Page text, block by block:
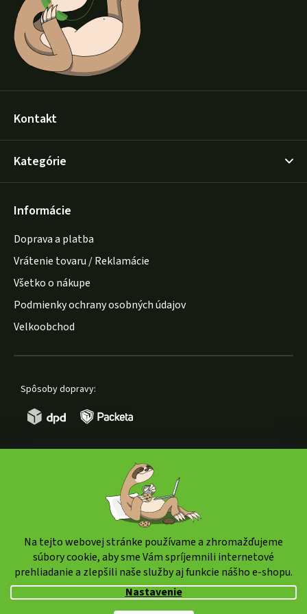
Na tejto webovej stránke používame a zhromažďujeme
súbory cookie, aby sme Vám spríjemnili internetové
prehliadanie a zlepšili naše služby aj funkcie nášho e-shopu.
Nastavenie
Kontakt
Kategórie
Informácie
Doprava a platba
Vrátenie tovaru / Reklamácie
Všetko o nákupe
Podmienky ochrany osobných údajov
Velkoobchod
Spôsoby dopravy:
Copyright 2026weedshop.sk. Všetky práva vyhradené.
Upraviť nastavenie cookies